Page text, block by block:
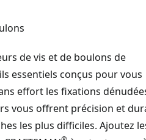
de vis et de boulons de
essentiels conçus pour vous
effort les fixations
vous offrent précision et
les plus difficiles. Ajoutez